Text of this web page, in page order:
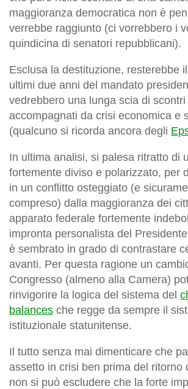
maggioranza democratica non è
verrebbe raggiunto (ci vorrebbero i
quindicina di senatori repubblicani).
Esclusa la destituzione, resterebbe
ultimi due anni del mandato
vedrebbero una lunga scia di
accompagnati da crisi economica e
(qualcuno si ricorda ancora degli
In ultima analisi, si palesa ritratto di
fortemente diviso e polarizzato, per
in un conflitto osteggiato (e
compreso) dalla maggioranza dei
apparato federale fortemente
impronta personalista del
è sembrato in grado di contrastare
avanti. Per questa ragione un
Congresso (almeno alla Camera)
rinvigorire la logica del sistema del
balances che regge da sempre il
istituzionale statunitense.
Il tutto senza mai dimenticare che
assetto in crisi ben prima del ritorno
non si può escludere che la forte